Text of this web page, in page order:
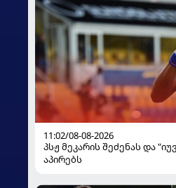
11:02/08-08-2026
პსჟ მეკარის შეძენას და
აპირებს